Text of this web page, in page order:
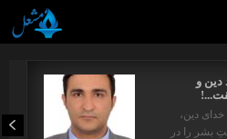
دین و
خدای دین،
بشر را در